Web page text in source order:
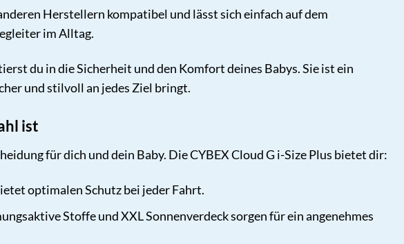
Herstellern kompatibel und lässt sich einfach auf dem
im Alltag.
du in die Sicherheit und den Komfort deines Babys. Sie ist ein
und stilvoll an jedes Ziel bringt.
ist
für dich und dein Baby. Die CYBEX Cloud G i-Size Plus bietet dir:
optimalen Schutz bei jeder Fahrt.
Stoffe und XXL Sonnenverdeck sorgen für ein angenehmes